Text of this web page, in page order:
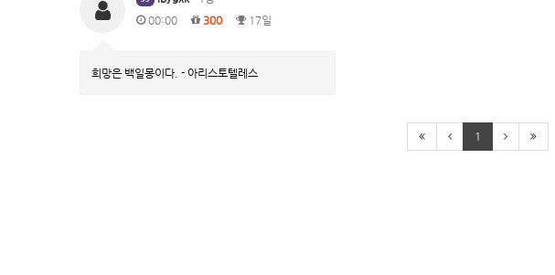
00:00
300 17일
희망은 백일몽이다. - 아리스토텔레스
1